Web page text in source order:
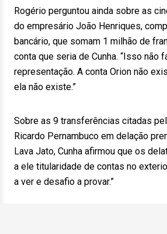
Rogério perguntou ainda sobre as
do empresário João Henriques,
bancário, que somam 1 milhão de
conta que seria de Cunha. “Isso não
representação. A conta Orion não
ela não existe.”
Sobre as 9 transferências citadas
Ricardo Pernambuco em delação
Lava Jato, Cunha afirmou que os
a ele titularidade de contas no
a ver e desafio a provar.”